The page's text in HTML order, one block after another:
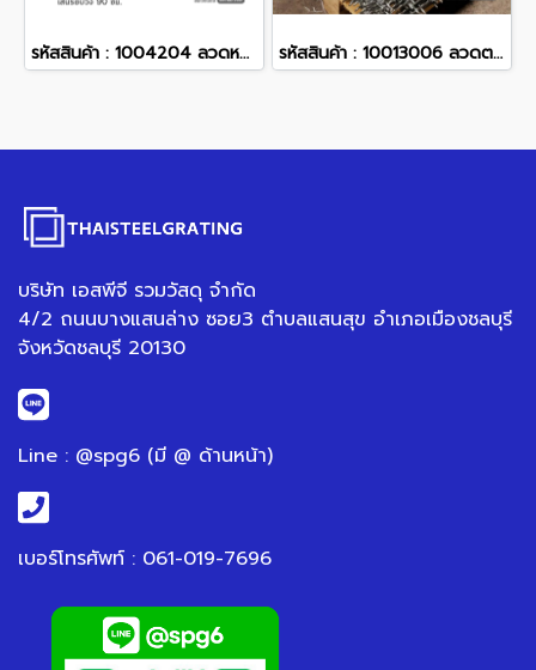
รหัสสินค้า : 1004204 ลวดหนามหีบเพลง เส้นรอบวง 90 ซม. รหัสสินค้า : 10013006 ลวดตะแกรงสาน ขนาด 1.5x2 ม. ลวดหนา 3 มม. ขนาดตา 2 นิ้ว
บริษัท เอสพีจี รวมวัสดุ จำกัด
4/2 ถนนบางแสนล่าง ซอย3 ตำบลแสนสุข อำเภอเมืองชลบุรี
จังหวัดชลบุรี 20130
Line : @spg6 (มี @ ด้านหน้า)
เบอร์โทรศัพท์ : 061-019-7696